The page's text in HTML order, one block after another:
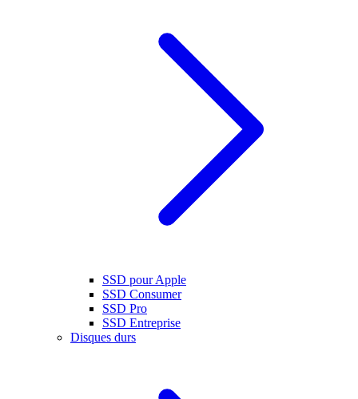
SSD pour Apple
SSD Consumer
SSD Pro
SSD Entreprise
Disques durs